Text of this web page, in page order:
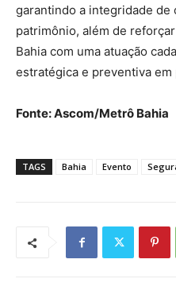
garantindo a integridade
patrimônio, além de
Bahia com uma atuação
estratégica e preventiva
Fonte: Ascom/Metrô Bahia
TAGS Bahia Evento